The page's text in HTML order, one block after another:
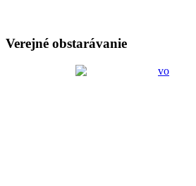
Verejné obstarávanie